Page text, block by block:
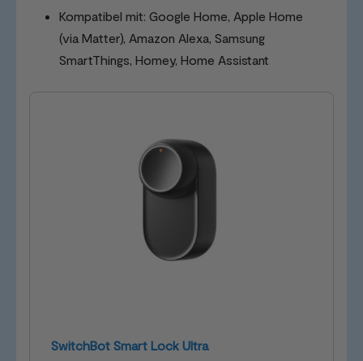
Kompatibel mit: Google Home, Apple Home
(via Matter), Amazon Alexa, Samsung
SmartThings, Homey, Home Assistant
SwitchBot Smart Lock Ultra